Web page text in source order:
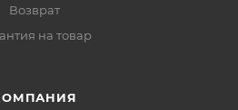
Возврат
на товар